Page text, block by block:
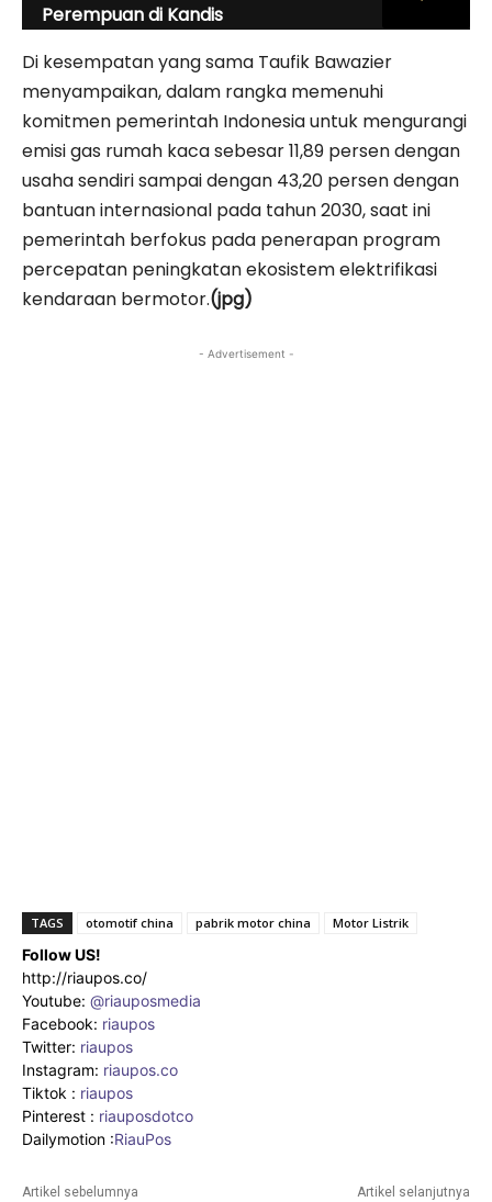
Perempuan di Kandis
Di kesempatan yang sama Taufik Bawazier
menyampaikan, dalam rangka memenuhi
komitmen pemerintah Indonesia untuk mengurangi
emisi gas rumah kaca sebesar 11,89 persen dengan
usaha sendiri sampai dengan 43,20 persen dengan
bantuan internasional pada tahun 2030, saat ini
pemerintah berfokus pada penerapan program
percepatan peningkatan ekosistem elektrifikasi
kendaraan bermotor.(jpg)
- Advertisement -
TAGS otomotif china pabrik motor china Motor Listrik
Follow US!
http://riaupos.co/
Youtube: @riauposmedia
Facebook: riaupos
Twitter: riaupos
Instagram: riaupos.co
Tiktok : riaupos
Pinterest : riauposdotco
Dailymotion :RiauPos
Artikel sebelumnya Artikel selanjutnya